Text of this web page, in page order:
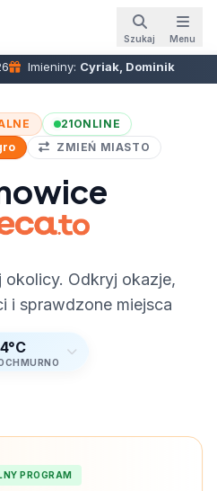
Szukaj Menu
Imieniny: Cyriak, Dominik
21ONLINE
ZMIEŃ MIASTO
okolicy. Odkryj okazje,
i sprawdzone miejsca
PROGRAM